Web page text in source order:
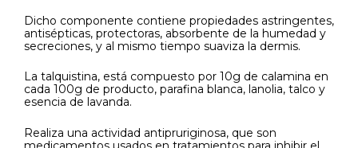
Dicho componente contiene propiedades astringentes,
antisépticas, protectoras, absorbente de la humedad y
secreciones, y al mismo tiempo suaviza la dermis.
La talquistina, está compuesto por 10g de calamina en
cada 100g de producto, parafina blanca, lanolia, talco y
esencia de lavanda.
Realiza una actividad antipruriginosa, que son